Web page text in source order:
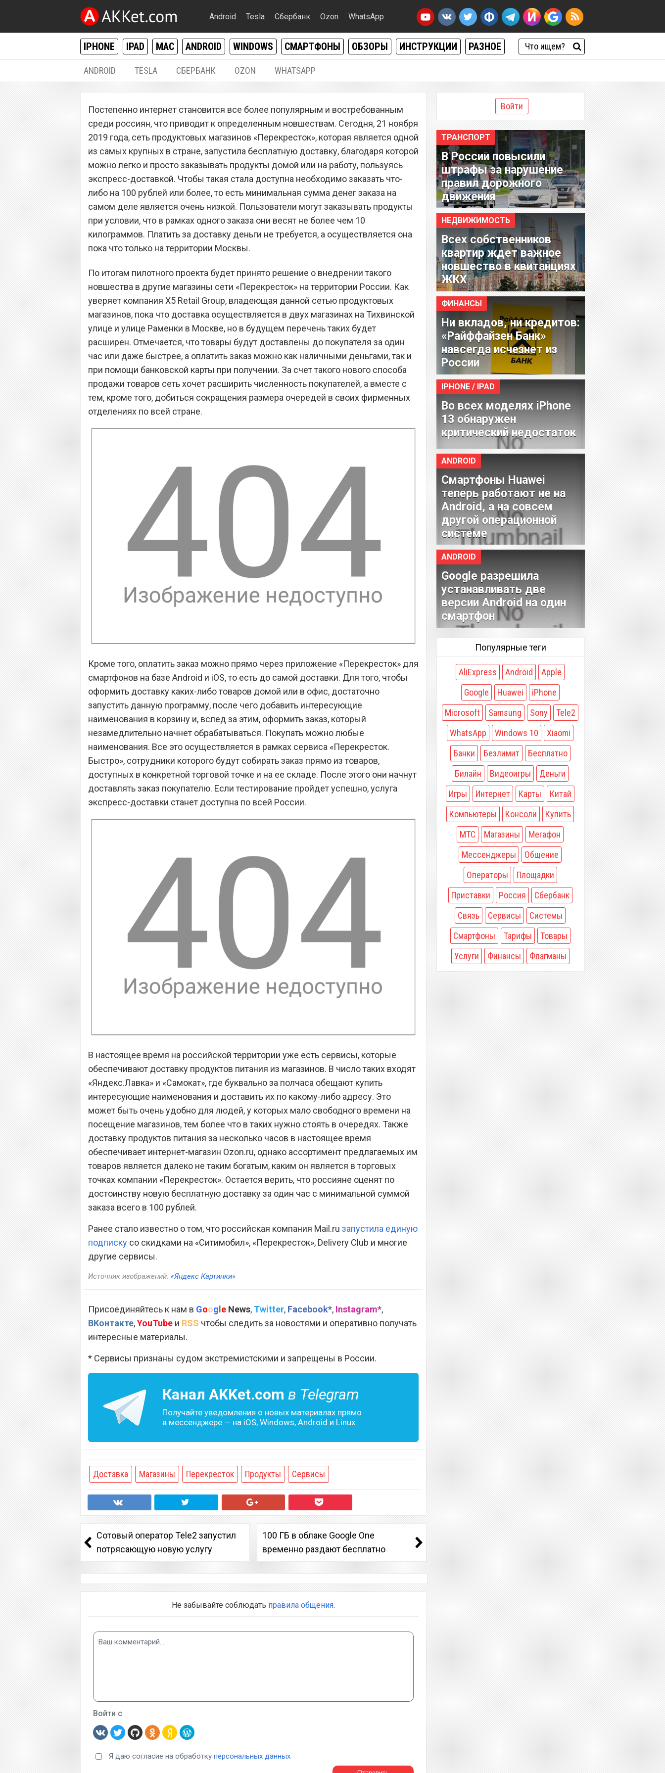
Android Tesla Сбербанк Ozon WhatsApp
IPHONE IPAD MAC ANDROID WINDOWS СМАРТФОНЫ ОБЗОРЫ ИНСТРУКЦИИ РАЗНОЕ
ANDROID TESLA СБЕРБАНК OZON WHATSAPP
«Перекресток» запустил бесплатную
доставку продуктов за час
Постепенно интернет становится все более популярным и востребованным
среди россиян, что приводит к определенным новшествам. Сегодня, 21 ноября
2019 года, сеть продуктовых магазинов «Перекресток», которая является одной
из самых крупных в стране, запустила бесплатную доставку, благодаря которой
можно легко и просто заказывать продукты домой или на работу, пользуясь
экспресс-доставкой. Чтобы такая стала доступна необходимо заказать что-
либо на 100 рублей или более, то есть минимальная сумма денег заказа на
самом деле является очень низкой. Пользователи могут заказывать продукты
при условии, что в рамках одного заказа они весят не более чем 10
килограммов. Платить за доставку деньги не требуется, а осуществляется она
пока что только на территории Москвы.
По итогам пилотного проекта будет принято решение о внедрении такого
новшества в другие магазины сети «Перекресток» на территории России. Как
уверяет компания X5 Retail Group, владеющая данной сетью продуктовых
магазинов, пока что доставка осуществляется в двух магазинах на Тихвинской
улице и улице Раменки в Москве, но в будущем перечень таких будет
расширен. Отмечается, что товары будут доставлены до покупателя за один
час или даже быстрее, а оплатить заказ можно как наличными деньгами, так и
при помощи банковской карты при получении. За счет такого нового способа
продажи товаров сеть хочет расширить численность покупателей, а вместе с
тем, кроме того, добиться сокращения размера очередей в своих фирменных
отделениях по всей стране.
Кроме того, оплатить заказ можно прямо через приложение «Перекресток» для
смартфонов на базе Android и iOS, то есть до самой доставки. Для того, чтобы
оформить доставку каких-либо товаров домой или в офис, достаточно
запустить данную программу, после чего добавить интересующие
наименования в корзину и, вслед за этим, оформить заказ, который
незамедлительно начнет обрабатываться. Покупать можно любые
наименования. Все это осуществляется в рамках сервиса «Перекресток.
Быстро», сотрудники которого будут собирать заказ прямо из товаров,
доступных в конкретной торговой точке и на ее складе. После этого они начнут
доставлять заказ покупателю. Если тестирование пройдет успешно, услуга
экспресс-доставки станет доступна по всей России.
В настоящее время на российской территории уже есть сервисы, которые
обеспечивают доставку продуктов питания из магазинов. В число таких входят
«Яндекс.Лавка» и «Самокат», где буквально за полчаса обещают купить
интересующие наименования и доставить их по какому-либо адресу. Это
может быть очень удобно для людей, у которых мало свободного времени на
посещение магазинов, тем более что в таких нужно стоять в очередях. Также
доставку продуктов питания за несколько часов в настоящее время
обеспечивает интернет-магазин Ozon.ru, однако ассортимент предлагаемых им
товаров является далеко не таким богатым, каким он является в торговых
точках компании «Перекресток». Остается верить, что россияне оценят по
достоинству новую бесплатную доставку за один час с минимальной суммой
заказа всего в 100 рублей.
Ранее стало известно о том, что российская компания Mail.ru запустила единую
подписку со скидками на «Ситимобил», «Перекресток», Delivery Club и многие
другие сервисы.
Источник изображений: «Яндекс Картинки»
Присоединяйтесь к нам в Google News, Twitter, Facebook*, Instagram*,
ВКонтакте,YouTube и RSS чтобы следить за новостями и оперативно получать
интересные материалы.
* Сервисы признаны судом экстремистскими и запрещены в России.
Канал AKKet.com в Telegram
Получайте уведомления о новых материалах прямо
в мессенджере — на iOS, Windows, Android и Linux.
Доставка Магазины Перекресток Продукты Сервисы
Сотовый оператор Tele2 запустил
потрясающую новую услугу
100 ГБ в облаке Google One
временно раздают бесплатно
Не забывайте соблюдать правила общения.
Войти с
Я даю согласие на обработку персональных данных
Войти
ТРАНСПОРТ
В России повысили
штрафы за нарушение
правил дорожного
движения
НЕДВИЖИМОСТЬ
Всех собственников
квартир ждет важное
новшество в квитанциях
ЖКХ
ФИНАНСЫ
Ни вкладов, ни кредитов:
«Райффайзен Банк»
навсегда исчезнет из
России
IPHONE / IPAD
Во всех моделях iPhone
13 обнаружен
критический недостаток
ANDROID
Смартфоны Huawei
теперь работают не на
Android, а на совсем
другой операционной
системе
ANDROID
Google разрешила
устанавливать две
версии Android на один
смартфон
Популярные теги
AliExpress Android
Apple
Google
Huawei
iPhone
Microsoft
Samsung Sony
Tele2
WhatsApp
Windows 10
Xiaomi
Банки
Безлимит
Бесплатно
Билайн
Видеоигры
Деньги
Игры
Интернет Карты
Китай
Компьютеры
Консоли
Купить
МТС
Магазины
Мегафон
Мессенджеры
Общение
Операторы
Площадки
Приставки
Россия
Сбербанк
Связь
Сервисы
Системы
Смартфоны
Тарифы
Товары
Услуги
Финансы Флагманы